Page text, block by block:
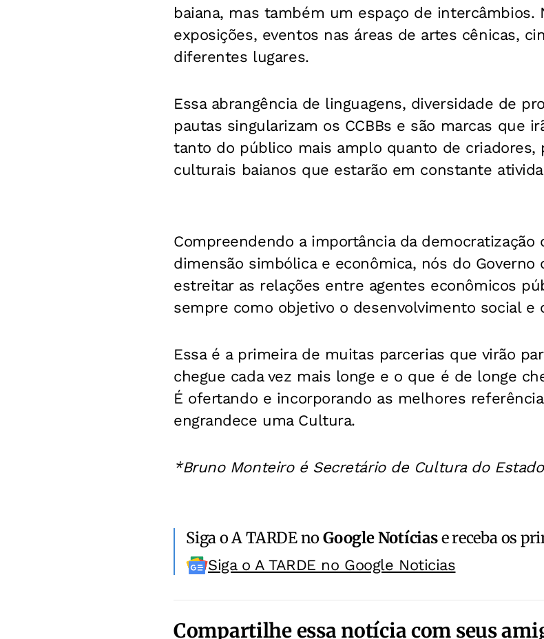
baiana, mas também um espaço de intercâmbios.
exposições, eventos nas áreas de artes cênicas,
diferentes lugares.
Essa abrangência de linguagens, diversidade de
pautas singularizam os CCBBs e são marcas que
tanto do público mais amplo quanto de criadores,
culturais baianos que estarão em constante
Compreendendo a importância da democratização
dimensão simbólica e econômica, nós do Governo
estreitar as relações entre agentes econômicos
sempre como objetivo o desenvolvimento social e
Essa é a primeira de muitas parcerias que virão
chegue cada vez mais longe e o que é de longe
É ofertando e incorporando as melhores
engrandece uma Cultura.
*Bruno Monteiro é Secretário de Cultura do
Siga o A TARDE noGoogle Notíciase receba os
Siga o A TARDE no Google Noticias
Compartilhe essa notícia com seus